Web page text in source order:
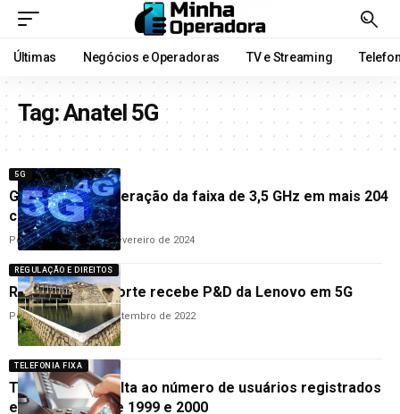
Últimas Negócios e Operadoras TV e Streaming
Tag:Anatel 5G
5G
Gaispi conclui liberação da faixa de 3,5 GHz em mais 204
cidades
PorLucas Ribeiro2 de fevereiro de 2024
REGULAÇÃO E DIREITOS
Rio Grande do Norte recebe P&D da Lenovo em 5G
PorAna Cláudia15 de setembro de 2022
TELEFONIA FIXA
Telefone fixo volta ao número de usuários registrados
entre os anos de 1999 e 2000